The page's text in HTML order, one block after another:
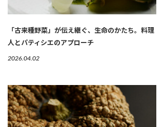
「古来種野菜」が伝え継ぐ、生命のかたち。料理
人とパティシエのアプローチ
2026.04.02